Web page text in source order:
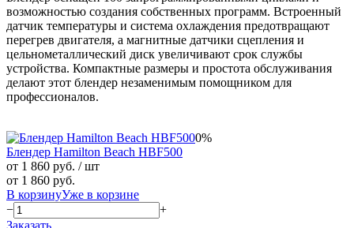
возможностью создания собственных программ. Встроенный
датчик температуры и система охлаждения предотвращают
перегрев двигателя, а магнитные датчики сцепления и
цельнометаллический диск увеличивают срок службы
устройства. Компактные размеры и простота обслуживания
делают этот блендер незаменимым помощником для
профессионалов.
0%
Блендер Hamilton Beach HBF500
от 1 860 руб. / шт
от 1 860 руб.
В корзинуУже в корзине
−
+
Заказать